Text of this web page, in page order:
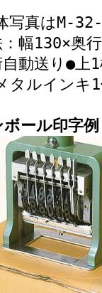
写真はM-
幅130×奥
動送り●上1
タルインキ
ール印字例